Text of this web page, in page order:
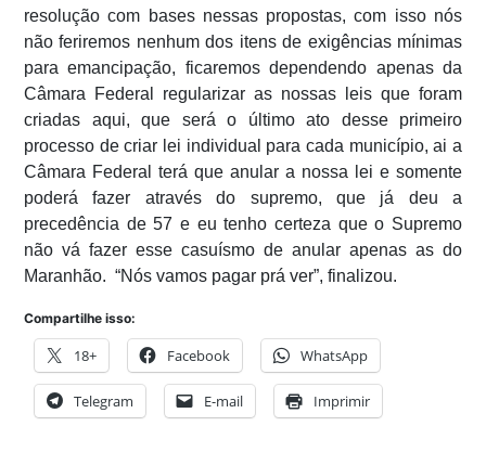
resolução com bases nessas propostas, com isso nós
não feriremos nenhum dos itens de exigências mínimas
para emancipação, ficaremos dependendo apenas da
Câmara Federal regularizar as nossas leis que foram
criadas aqui, que será o último ato desse primeiro
processo de criar lei individual para cada município, ai a
Câmara Federal terá que anular a nossa lei e somente
poderá fazer através do supremo, que já deu a
precedência de 57 e eu tenho certeza que o Supremo
não vá fazer esse casuísmo de anular apenas as do
Maranhão. “Nós vamos pagar prá ver”, finalizou.
Compartilhe isso:
18+ Facebook WhatsApp
Telegram E-mail Imprimir